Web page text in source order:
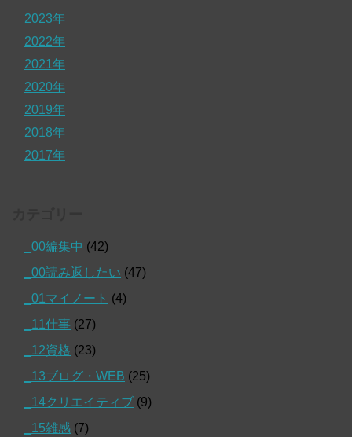
2023年
2022年
2021年
2020年
2019年
2018年
2017年
_00編集中 (42)
_00読み返したい (47)
_01マイノート (4)
_11仕事 (27)
_12資格 (23)
_13ブログ・WEB (25)
_14クリエイティブ (9)
_15雑感 (7)